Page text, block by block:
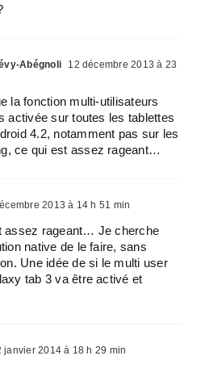
Abégnoli
12 décembre 2013 à 23
la fonction multi-utilisateurs
activée sur toutes les tablettes
4.2, notamment pas sur les
ce qui est assez rageant…
2013 à 14 h 51 min
assez rageant… Je cherche
native de le faire, sans
Une idée de si le multi user
tab 3 va être activé et
janvier 2014 à 18 h 29 min